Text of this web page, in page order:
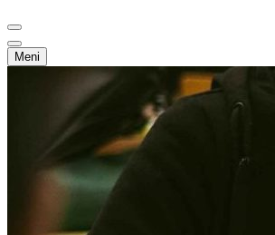
Meni